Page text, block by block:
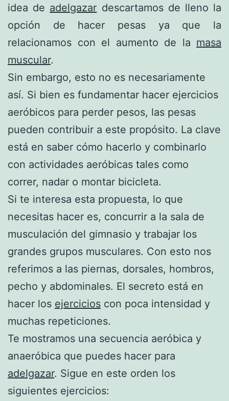
idea de adelgazar descartamos de lleno la
opción de hacer pesas ya que la
relacionamos con el aumento de la masa
muscular.
Sin embargo, esto no es necesariamente
así. Si bien es fundamentar hacer ejercicios
aeróbicos para perder pesos, las pesas
pueden contribuir a este propósito. La clave
está en saber cómo hacerlo y combinarlo
con actividades aeróbicas tales como
correr, nadar o montar bicicleta.
Si te interesa esta propuesta, lo que
necesitas hacer es, concurrir a la sala de
musculación del gimnasio y trabajar los
grandes grupos musculares. Con esto nos
referimos a las piernas, dorsales, hombros,
pecho y abdominales. El secreto está en
hacer los ejercicios con poca intensidad y
muchas repeticiones.
Te mostramos una secuencia aeróbica y
anaeróbica que puedes hacer para
adelgazar. Sigue en este orden los
siguientes ejercicios: